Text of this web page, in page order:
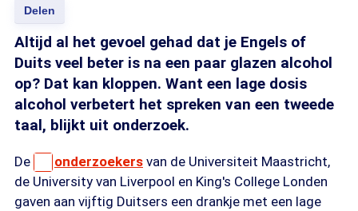
Delen
Altijd al het gevoel gehad dat je Engels of
Duits veel beter is na een paar glazen alcohol
op? Dat kan kloppen. Want een lage dosis
alcohol verbetert het spreken van een tweede
taal, blijkt uit onderzoek.
De onderzoekers van de Universiteit Maastricht,
de University van Liverpool en King's College Londen
gaven aan vijftig Duitsers een drankje met een lage